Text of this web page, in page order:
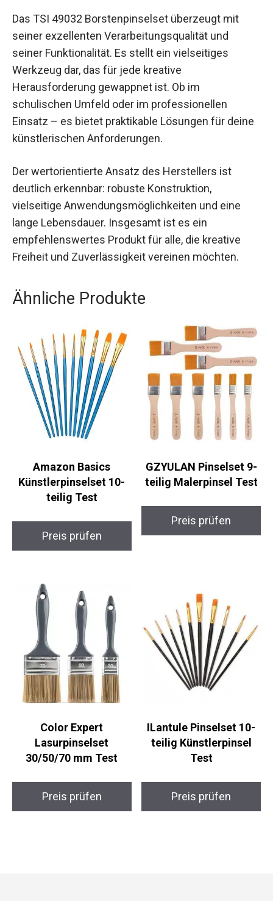
Das TSI 49032 Borstenpinselset überzeugt mit
seiner exzellenten Verarbeitungsqualität und
seiner Funktionalität. Es stellt ein vielseitiges
Werkzeug dar, das für jede kreative
Herausforderung gewappnet ist. Ob im
schulischen Umfeld oder im professionellen
Einsatz – es bietet praktikable Lösungen für deine
künstlerischen Anforderungen.
Der wertorientierte Ansatz des Herstellers ist
deutlich erkennbar: robuste Konstruktion,
vielseitige Anwendungsmöglichkeiten und eine
lange Lebensdauer. Insgesamt ist es ein
empfehlenswertes Produkt für alle, die kreative
Freiheit und Zuverlässigkeit vereinen möchten.
Ähnliche Produkte
Amazon Basics
Künstlerpinselset 10-
teilig Test
Preis prüfen
GZYULAN Pinselset 9-
teilig Malerpinsel Test
Preis prüfen
Color Expert
Lasurpinselset
30/50/70 mm Test
Preis prüfen
ILantule Pinselset 10-
teilig Künstlerpinsel
Test
Preis prüfen